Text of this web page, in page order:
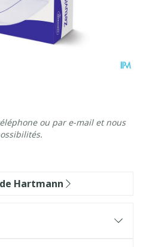
ou par e-mail et nous
Hartmann